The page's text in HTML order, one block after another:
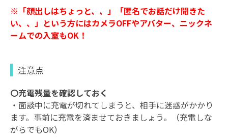
※「顔出しはちょっと、、」「匿名でお話だけ聞きた
い、、」という方にはカメラOFFやアバター、ニックネ
ームでの入室もOK！
注意点
〇充電残量を確認しておく
・面談中に充電が切れてしまうと、相手に迷惑がかかり
ます。事前に充電を済ませておきましょう。（充電しな
がらでもOK）